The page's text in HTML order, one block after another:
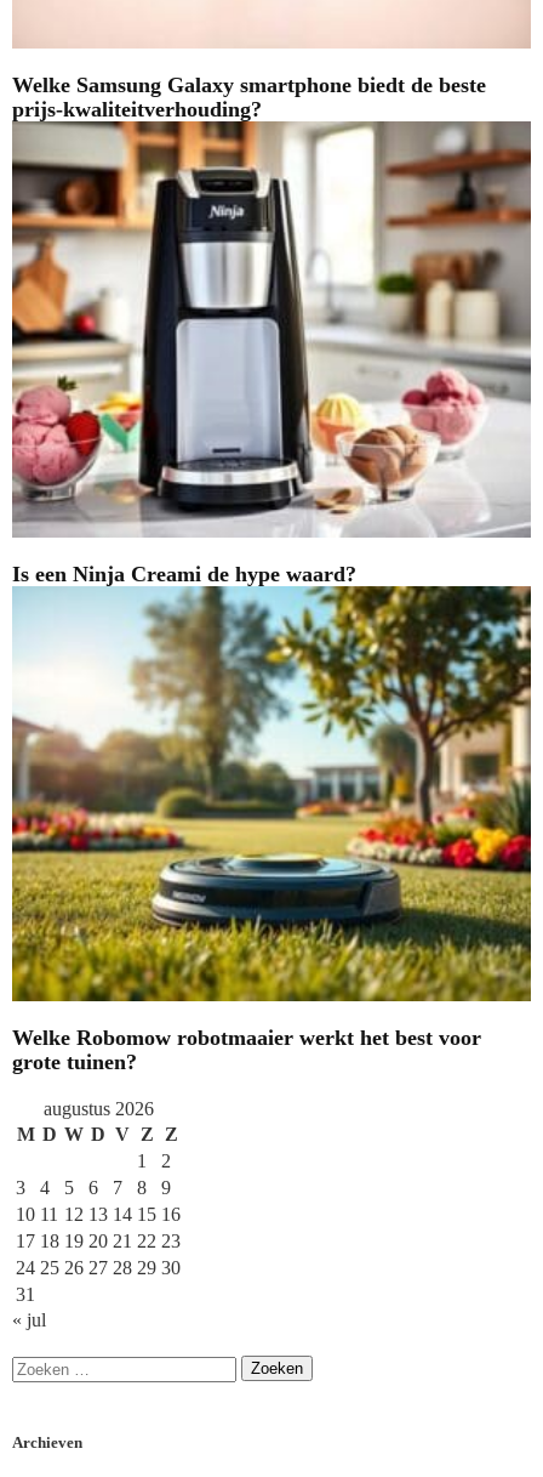
Welke Samsung Galaxy smartphone biedt de beste
prijs-kwaliteitverhouding?
Is een Ninja Creami de hype waard?
Welke Robomow robotmaaier werkt het best voor
grote tuinen?
augustus 2026
M D W D V Z
Z
1
2
3
4 5 6 7 8
9
10 11 12 13 14 15 16
17 18 19 20 21 22 23
24 25 26 27 28 29 30
31
« jul
Archieven